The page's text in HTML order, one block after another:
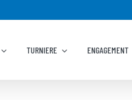
TURNIERE ENGAGEMENT